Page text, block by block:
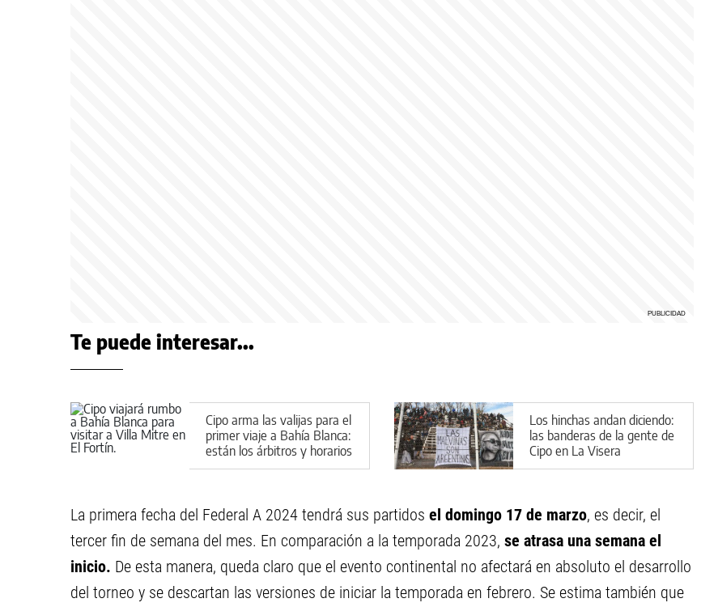
Te puede interesar...
Cipo arma las valijas para el
primer viaje a Bahía Blanca:
están los árbitros y horarios
de la fecha
Los hinchas andan diciendo:
las banderas de la gente de
Cipo en La Visera
La primera fecha del Federal A 2024 tendrá sus partidos el domingo 17 de marzo, es decir, el
tercer fin de semana del mes. En comparación a la temporada 2023, se atrasa una semana el
inicio. De esta manera, queda claro que el evento continental no afectará en absoluto el desarrollo
del torneo y se descartan las versiones de iniciar la temporada en febrero. Se estima también que